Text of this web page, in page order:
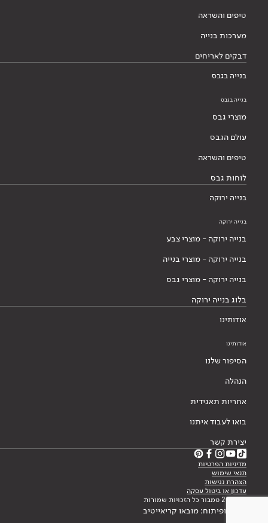
טיפים והשראה
מערכות בנייה
דבקים לאריחים
בנייה בגבס
בנייה בגבס
מוצרי גבס
עולם הגבס
טיפים והשראה
לוחות גבס
בנייה ירוקה
בנייה ירוקה
בנייה ירוקה - מוצרי צבע
בנייה ירוקה - מוצרי בנייה
בנייה ירוקה - מוצרי גבס
בלוג בנייה ירוקה
אודותינו
אודותינו
הסיפור שלנו
הנהלה
אחריות תאגידית
בואו לעבוד איתנו
יצירת קשר
מדיניות הפרטיות
תנאי שימוש
הצהרת נגישות
עדכון או ביטול עסקה
© 2026 טמבור כל הזכויות שמורות
עיצוב ופיתוח: מובאו קריאייטיב